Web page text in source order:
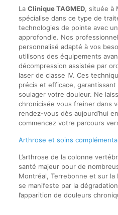
La Clinique TAGMED, située à
spécialise dans ce type de
technologies de pointe avec
approfondie. Nos
personnalisé adapté à vos
utilisons des équipements
décompression assistée par
laser de classe IV. Ces
précis et efficace,
soulager votre douleur. Ne
chronicisée vous freiner dans
rendez-vous dès aujourd’hui
commencez votre parcours
Arthrose et soins
L’arthrose de la colonne
santé majeur pour de
Montréal, Terrebonne et sur
se manifeste par la
l’apparition de douleurs